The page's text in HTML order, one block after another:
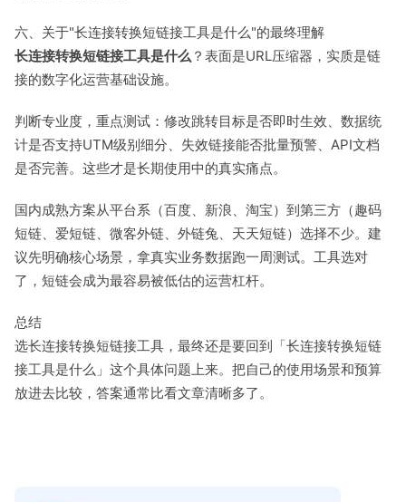
六、关于"长连接转换短链接工具是什么"的最终理解
长连接转换短链接工具是什么 ？表面是URL压缩器，实质是链
接的数字化运营基础设施。
判断专业度，重点测试：修改跳转目标是否即时生效、数据统
计是否支持UTM级别细分、失效链接能否批量预警、API文档
是否完善。这些才是长期使用中的真实痛点。
国内成熟方案从平台系（百度、新浪、淘宝）到第三方（趣码
短链、爱短链、微客外链、外链兔、天天短链）选择不少。建
议先明确核心场景，拿真实业务数据跑一周测试。工具选对
了，短链会成为最容易被低估的运营杠杆。
总结
选长连接转换短链接工具，最终还是要回到「长连接转换短链
接工具是什么」这个具体问题上来。把自己的使用场景和预算
放进去比较，答案通常比看文章清晰多了。